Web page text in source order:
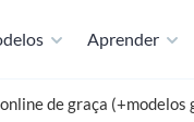
Aprender
de graça